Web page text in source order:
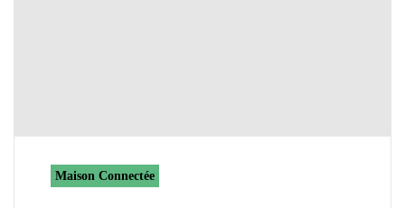
Maison Connectée